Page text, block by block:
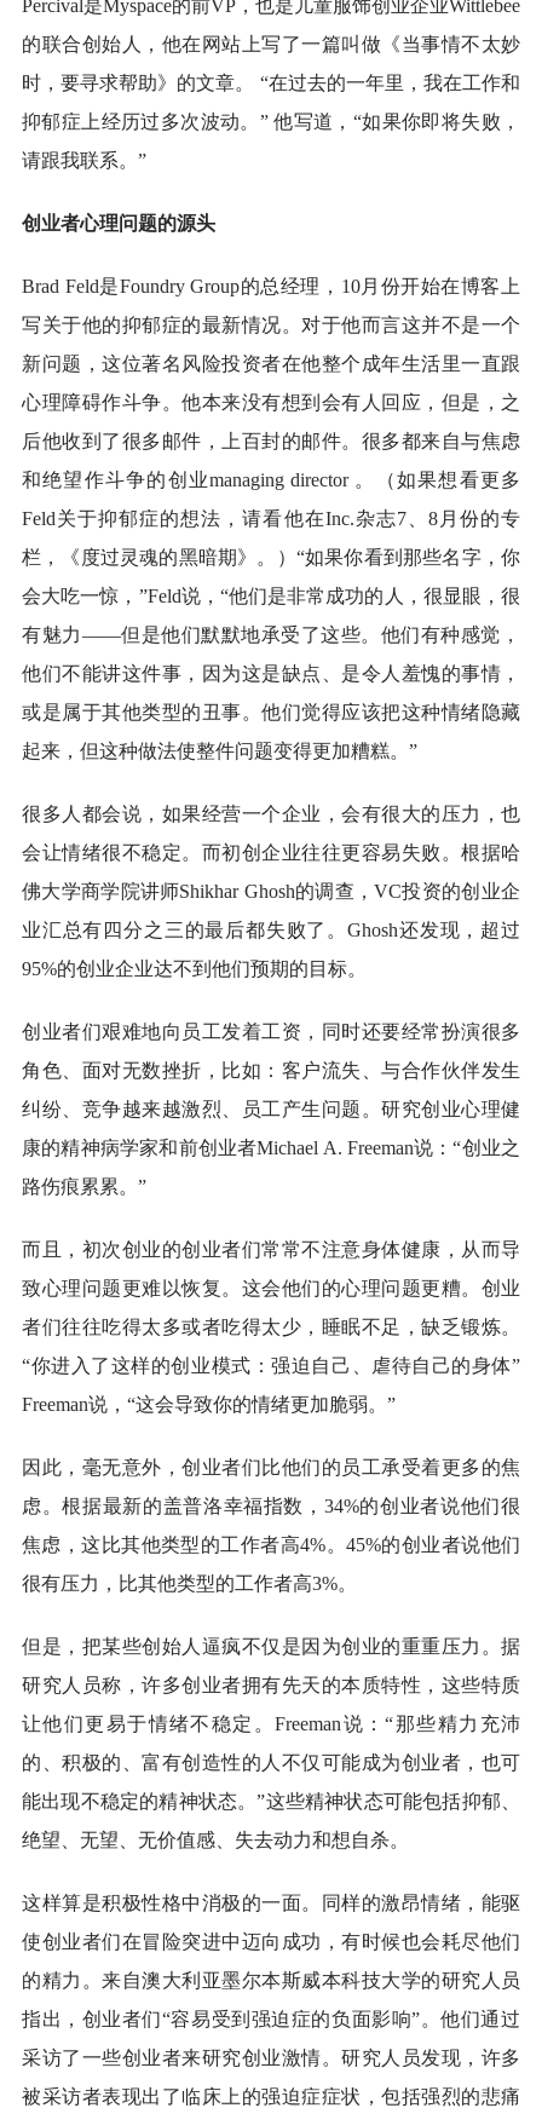
Percival是Myspace的前VP，也是儿童服饰创业企业Wittlebee
的联合创始人，他在网站上写了一篇叫做《当事情不太妙
时，要寻求帮助》的文章。 “在过去的一年里，我在工作和
抑郁症上经历过多次波动。” 他写道，“如果你即将失败，
请跟我联系。”
创业者心理问题的源头
Brad Feld是Foundry Group的总经理，10月份开始在博客上
写关于他的抑郁症的最新情况。对于他而言这并不是一个
新问题，这位著名风险投资者在他整个成年生活里一直跟
心理障碍作斗争。他本来没有想到会有人回应，但是，之
后他收到了很多邮件，上百封的邮件。很多都来自与焦虑
和绝望作斗争的创业managing director 。（如果想看更多
Feld关于抑郁症的想法，请看他在Inc.杂志7、8月份的专
栏，《度过灵魂的黑暗期》。）“如果你看到那些名字，你
会大吃一惊，”Feld说，“他们是非常成功的人，很显眼，很
有魅力——但是他们默默地承受了这些。他们有种感觉，
他们不能讲这件事，因为这是缺点、是令人羞愧的事情，
或是属于其他类型的丑事。他们觉得应该把这种情绪隐藏
起来，但这种做法使整件问题变得更加糟糕。”
很多人都会说，如果经营一个企业，会有很大的压力，也
会让情绪很不稳定。而初创企业往往更容易失败。根据哈
佛大学商学院讲师Shikhar Ghosh的调查，VC投资的创业企
业汇总有四分之三的最后都失败了。Ghosh还发现，超过
95%的创业企业达不到他们预期的目标。
创业者们艰难地向员工发着工资，同时还要经常扮演很多
角色、面对无数挫折，比如：客户流失、与合作伙伴发生
纠纷、竞争越来越激烈、员工产生问题。研究创业心理健
康的精神病学家和前创业者Michael A. Freeman说：“创业之
路伤痕累累。”
而且，初次创业的创业者们常常不注意身体健康，从而导
致心理问题更难以恢复。这会他们的心理问题更糟。创业
者们往往吃得太多或者吃得太少，睡眠不足，缺乏锻炼。
“你进入了这样的创业模式：强迫自己、虐待自己的身体”
Freeman说，“这会导致你的情绪更加脆弱。”
因此，毫无意外，创业者们比他们的员工承受着更多的焦
虑。根据最新的盖普洛幸福指数，34%的创业者说他们很
焦虑，这比其他类型的工作者高4%。45%的创业者说他们
很有压力，比其他类型的工作者高3%。
但是，把某些创始人逼疯不仅是因为创业的重重压力。据
研究人员称，许多创业者拥有先天的本质特性，这些特质
让他们更易于情绪不稳定。Freeman说：“那些精力充沛
的、积极的、富有创造性的人不仅可能成为创业者，也可
能出现不稳定的精神状态。”这些精神状态可能包括抑郁、
绝望、无望、无价值感、失去动力和想自杀。
这样算是积极性格中消极的一面。同样的激昂情绪，能驱
使创业者们在冒险突进中迈向成功，有时候也会耗尽他们
的精力。来自澳大利亚墨尔本斯威本科技大学的研究人员
指出，创业者们“容易受到强迫症的负面影响”。他们通过
采访了一些创业者来研究创业激情。研究人员发现，许多
被采访者表现出了临床上的强迫症症状，包括强烈的悲痛